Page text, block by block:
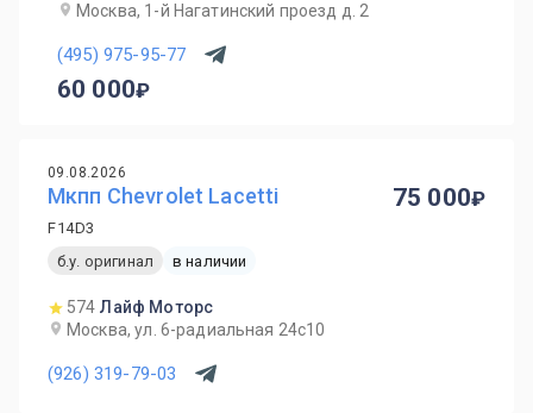
Москва, 1-й Нагатинский проезд д. 2
(495) 975-95-77
60 000
09.08.2026
Мкпп Chevrolet Lacetti
F14D3
б.у. оригинал
в наличии
574 Лайф Моторс
Москва, ул. 6-радиальная 24с10
(926) 319-79-03
75 000